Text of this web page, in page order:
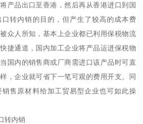
产品出口至香港，然后再从香港进口到国
转内销的目的，但产生了较高的成本费
众人所知，基本上企业都已利用保税物流
捷通道，国内加工企业将产品运进保税物
国内的销售商或厂商需进口该产品时可直
，企业就可省下一笔可观的费用开支。同
售原材料给加工贸易型企业也可如此操
转内销